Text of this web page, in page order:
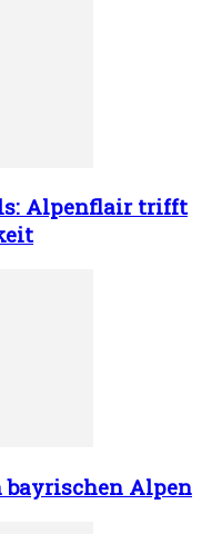
Alpenflair trifft
bayrischen Alpen